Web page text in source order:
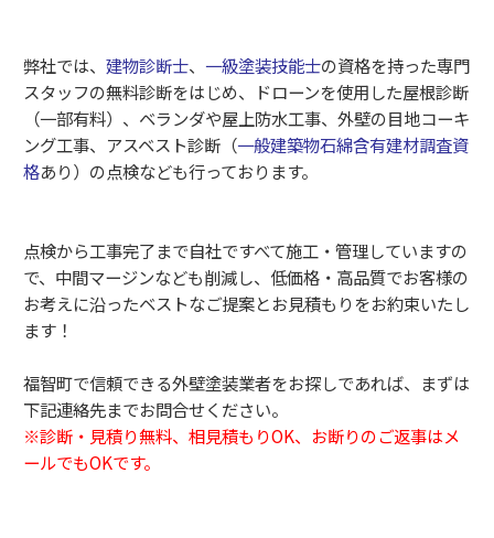
弊社では、 建物診断士、 一級塗装技能士の資格を持った専門
スタッフの無料診断をはじめ、ドローンを使用した屋根診断
（一部有料）、ベランダや屋上防水工事、外壁の目地コーキ
ング工事、アスベスト診断（一般建築物石綿含有建材調査資
格あり）の点検なども行っております。
点検から工事完了まで自社ですべて施工・管理していますの
で、中間マージンなども削減し、低価格・高品質でお客様の
お考えに沿ったベストなご提案とお見積もりをお約束いたし
ます！
福智町で信頼できる外壁塗装業者をお探しであれば、まずは
下記連絡先までお問合せください。
※診断・見積り無料、相見積もりOK、お断りのご返事はメ
ールでもOKです。